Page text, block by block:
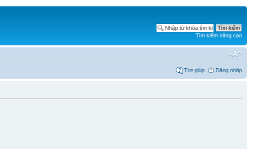
Tìm kiếm nâng cao
Trợ giúp Đăng nhập